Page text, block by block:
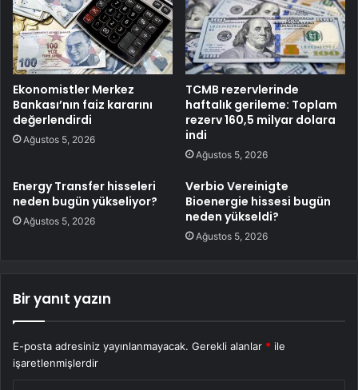
Ekonomistler Merkez
Bankası’nın faiz kararını
değerlendirdi
Ağustos 5, 2026
TCMB rezervlerinde
haftalık gerileme: Toplam
rezerv 160,5 milyar dolara
indi
Ağustos 5, 2026
Energy Transfer hisseleri
neden bugün yükseliyor?
Ağustos 5, 2026
Verbio Vereinigte
Bioenergie hissesi bugün
neden yükseldi?
Ağustos 5, 2026
Bir yanıt yazın
E-posta adresiniz yayınlanmayacak. Gerekli alanlar * ile
işaretlenmişlerdir